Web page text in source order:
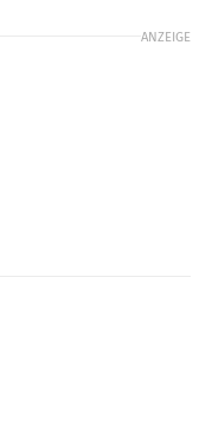
ANZEIGE